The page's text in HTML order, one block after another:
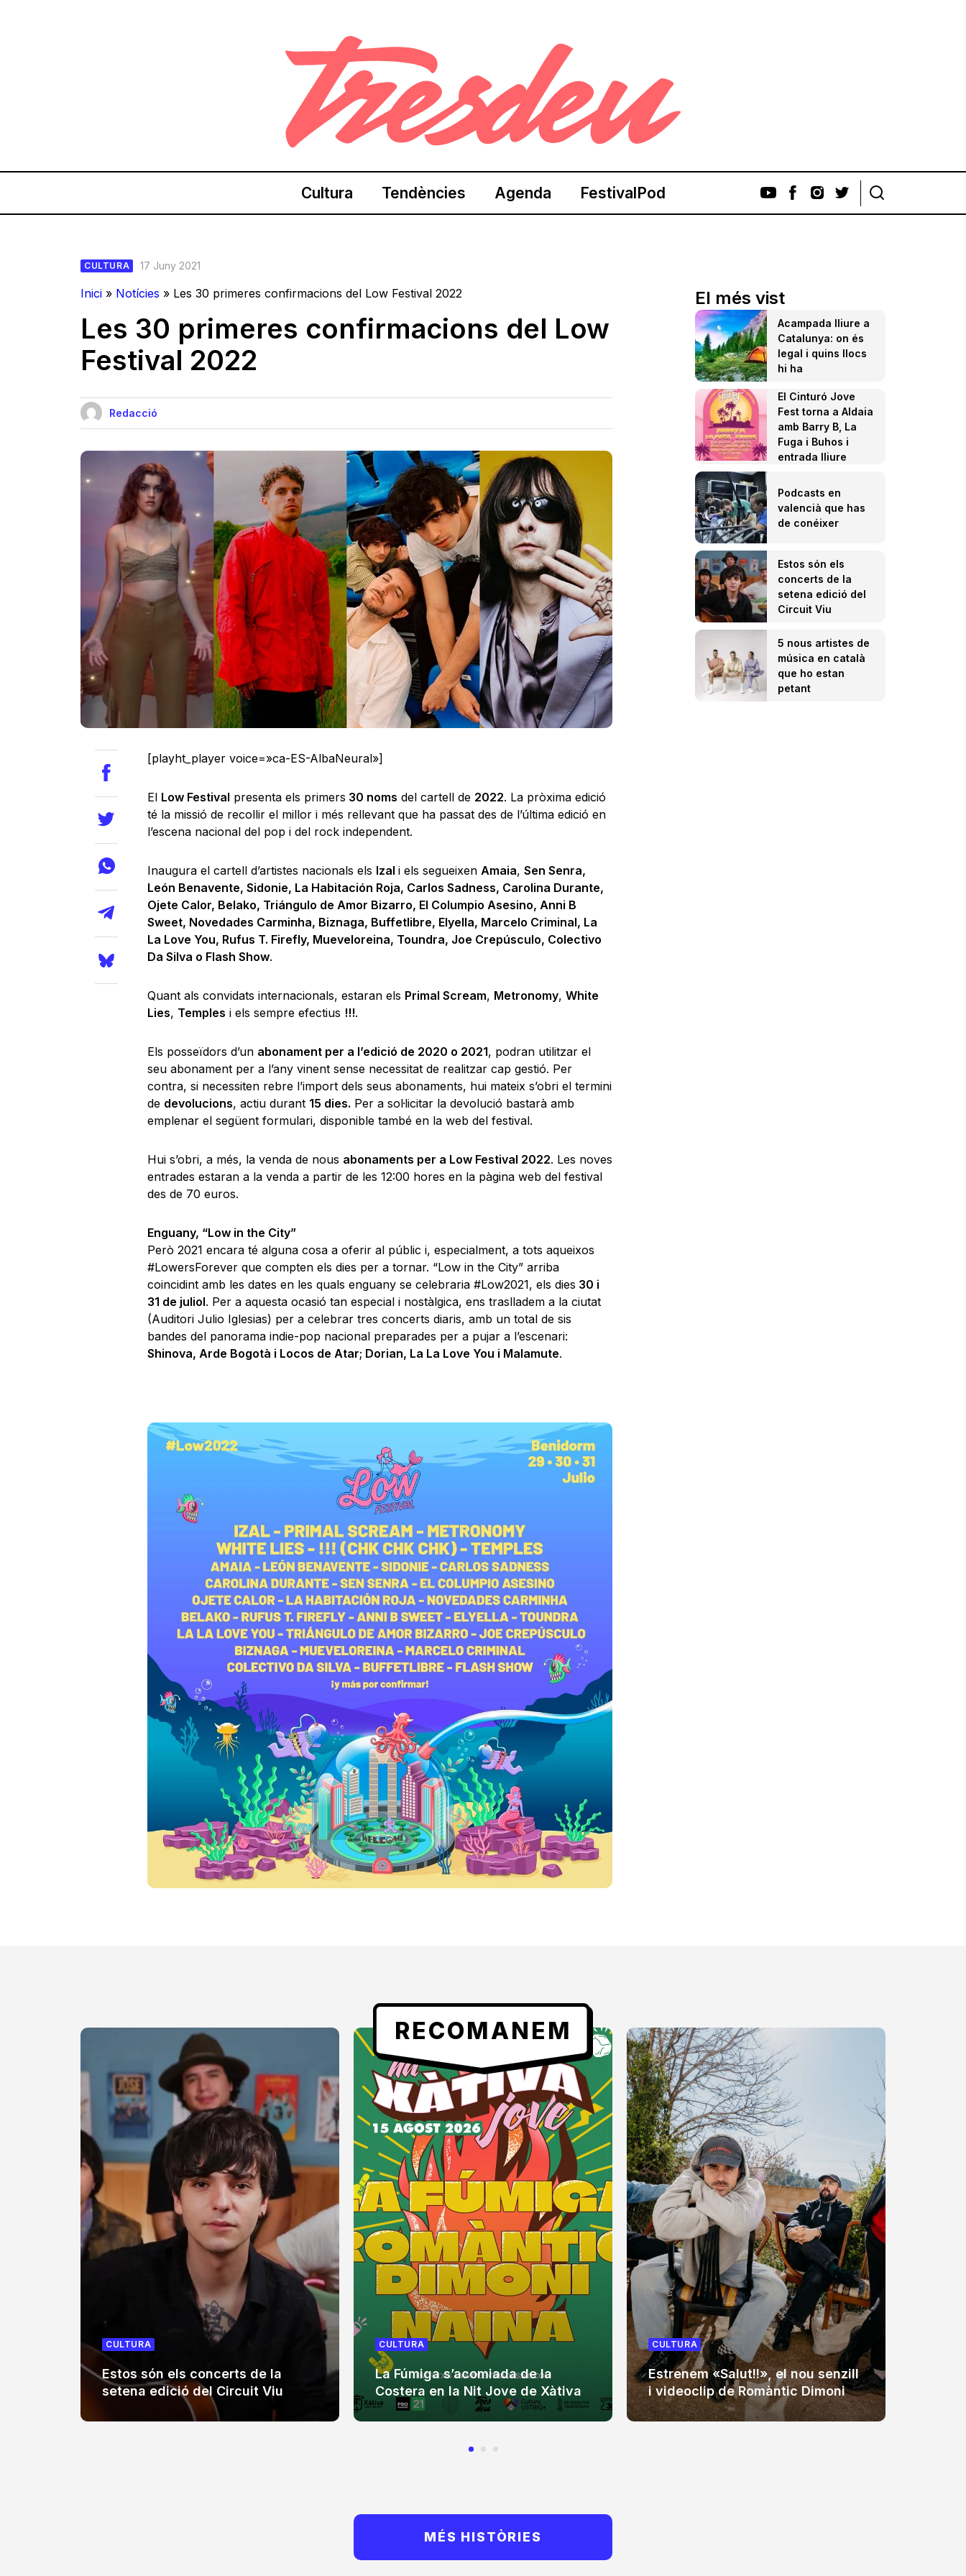
Cultura Tendències Agenda FestivalPod
CULTURA 17 Juny 2021
Inici » Notícies » Les 30 primeres confirmacions del Low Festival 2022
Les 30 primeres confirmacions del Low
Festival 2022
Redacció
[playht_player voice=»ca-ES-AlbaNeural»]
El Low Festival presenta els primers 30 noms del cartell de 2022. La pròxima edició
té la missió de recollir el millor i més rellevant que ha passat des de l’última edició en
l’escena nacional del pop i del rock independent.
Inaugura el cartell d’artistes nacionals els Izal i els segueixen Amaia, Sen Senra,
León Benavente, Sidonie, La Habitación Roja, Carlos Sadness, Carolina Durante,
Ojete Calor, Belako, Triángulo de Amor Bizarro, El Columpio Asesino, Anni B
Sweet, Novedades Carminha, Biznaga, Buffetlibre, Elyella, Marcelo Criminal, La
La Love You, Rufus T. Firefly, Mueveloreina, Toundra, Joe Crepúsculo, Colectivo
Da Silva o Flash Show.
Quant als convidats internacionals, estaran els Primal Scream, Metronomy, White
Lies, Temples i els sempre efectius !!!.
Els posseïdors d’un abonament per a l’edició de 2020 o 2021, podran utilitzar el
seu abonament per a l’any vinent sense necessitat de realitzar cap gestió. Per
contra, si necessiten rebre l’import dels seus abonaments, hui mateix s’obri el termini
de devolucions, actiu durant 15 dies. Per a sol·licitar la devolució bastarà amb
emplenar el següent formulari, disponible també en la web del festival.
Hui s’obri, a més, la venda de nous abonaments per a Low Festival 2022. Les noves
entrades estaran a la venda a partir de les 12:00 hores en la pàgina web del festival
des de 70 euros.
Enguany, “Low in the City”
Però 2021 encara té alguna cosa a oferir al públic i, especialment, a tots aqueixos
#LowersForever que compten els dies per a tornar. “Low in the City” arriba
coincidint amb les dates en les quals enguany se celebraria #Low2021, els dies 30 i
31 de juliol. Per a aquesta ocasió tan especial i nostàlgica, ens traslladem a la ciutat
(Auditori Julio Iglesias) per a celebrar tres concerts diaris, amb un total de sis
bandes del panorama indie-pop nacional preparades per a pujar a l’escenari:
Shinova, Arde Bogotà i Locos de Atar; Dorian, La La Love You i Malamute.
El més vist
Acampada lliure a
Catalunya: on és
legal i quins llocs
hi ha
El Cinturó Jove
Fest torna a Aldaia
amb Barry B, La
Fuga i Buhos i
entrada lliure
Podcasts en
valencià que has
de conéixer
Estos són els
concerts de la
setena edició del
Circuit Viu
5 nous artistes de
música en català
que ho estan
petant
RECOMANEM
CULTURA
Estos són els concerts de la
setena edició del Circuit Viu
CULTURA
La Fúmiga s’acomiada de la
Costera en la Nit Jove de Xàtiva
CULTURA
Estrenem «Salut!!», el nou senzill
i videoclip de Romàntic Dimoni
MÉS HISTÒRIES